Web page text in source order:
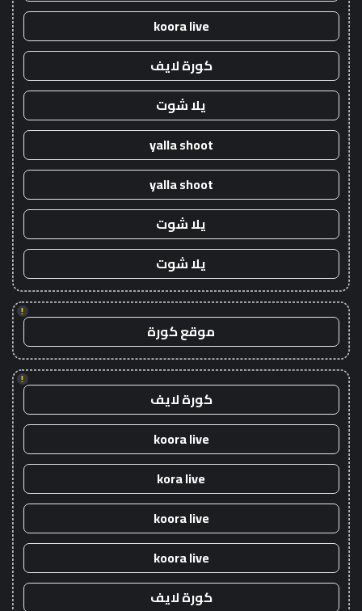
koora live
كورة لايف
يلا شوت
yalla shoot
yalla shoot
يلا شوت
يلا شوت
!
موقع كورة
!
كورة لايف
koora live
kora live
koora live
koora live
كورة لايف